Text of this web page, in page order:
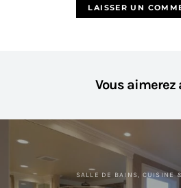
Vous aimerez
SALLE DE BAINS, CUISINE